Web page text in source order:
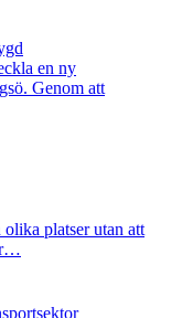
en ny
Genom att
platser utan att